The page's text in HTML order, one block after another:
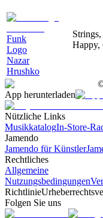
Funk
Logo
Nazar
Hrushko
Happy,
App herunterladen
Nützliche Links
MusikkatalogIn-Store-
Jamendo
Jamendo für Künstler
Rechtliches
Allgemeine
Nutzungsbedingungen
Richtlinie
Folgen Sie uns